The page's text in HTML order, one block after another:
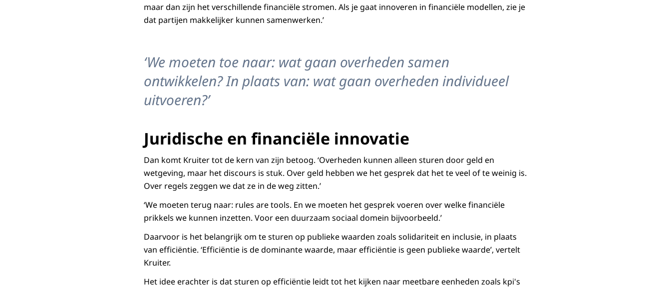
maar dan zijn het verschillende financiële stromen. Als je gaat innoveren in financiële modellen, zie je
dat partijen makkelijker kunnen samenwerken.’
‘We moeten toe naar: wat gaan overheden samen
ontwikkelen? In plaats van: wat gaan overheden individueel
uitvoeren?’
Juridische en financiële innovatie
Dan komt Kruiter tot de kern van zijn betoog. ‘Overheden kunnen alleen sturen door geld en
wetgeving, maar het discours is stuk. Over geld hebben we het gesprek dat het te veel of te weinig is.
Over regels zeggen we dat ze in de weg zitten.’
‘We moeten terug naar: rules are tools. En we moeten het gesprek voeren over welke financiële
prikkels we kunnen inzetten. Voor een duurzaam sociaal domein bijvoorbeeld.’
Daarvoor is het belangrijk om te sturen op publieke waarden zoals solidariteit en inclusie, in plaats
van efficiëntie. ‘Efficiëntie is de dominante waarde, maar efficiëntie is geen publieke waarde’, vertelt
Kruiter.
Het idee erachter is dat sturen op efficiëntie leidt tot het kijken naar meetbare eenheden zoals kpi's